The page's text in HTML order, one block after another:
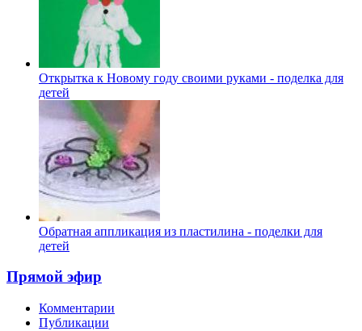
Открытка к Новому году своими руками - поделка для
детей
Обратная аппликация из пластилина - поделки для
детей
Прямой эфир
Комментарии
Публикации